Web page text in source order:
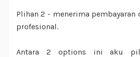
Plihan 2 - menerima
profesional.
Antara 2 options ini aku